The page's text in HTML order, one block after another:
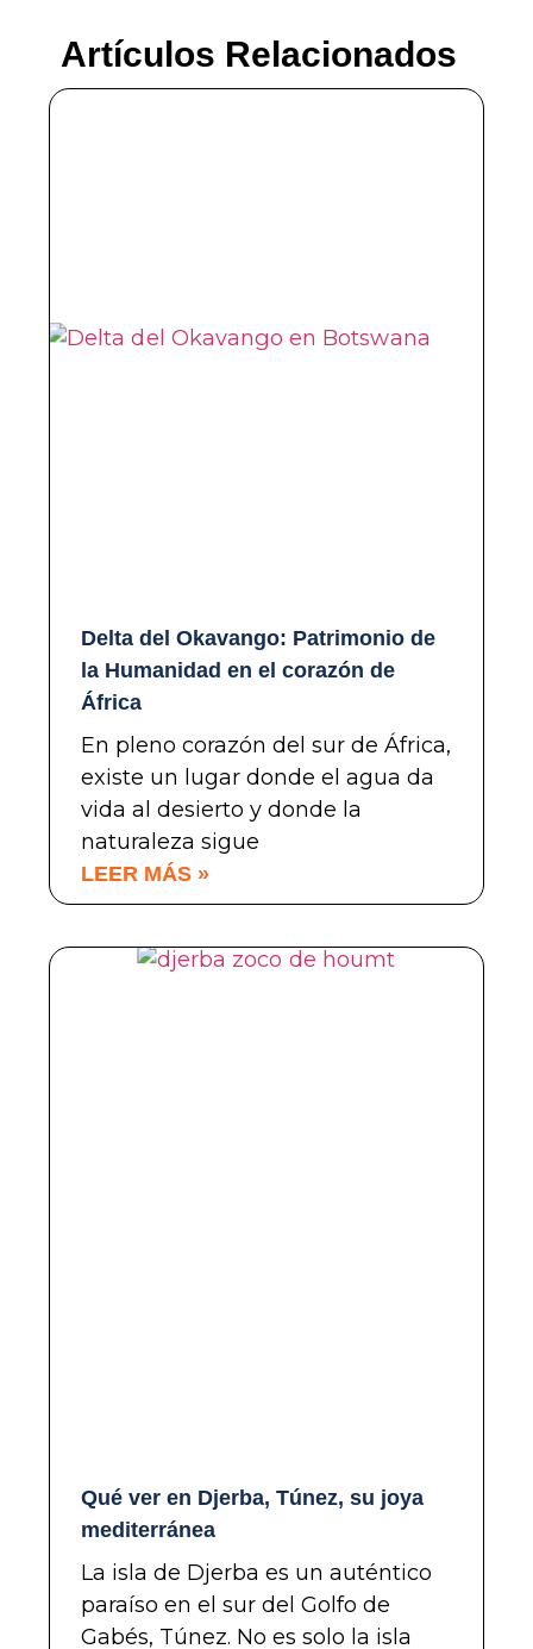
Artículos Relacionados
Delta del Okavango: Patrimonio de
la Humanidad en el corazón de
África
En pleno corazón del sur de África,
existe un lugar donde el agua da
vida al desierto y donde la
naturaleza sigue
LEER MÁS »
Qué ver en Djerba, Túnez, su joya
mediterránea
La isla de Djerba es un auténtico
paraíso en el sur del Golfo de
Gabés, Túnez. No es solo la isla